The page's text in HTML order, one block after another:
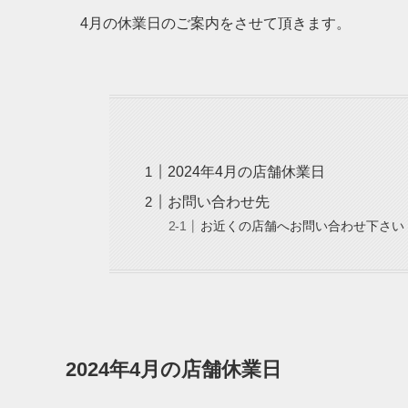
4月の休業日のご案内をさせて頂きます。
2024年4月の店舗休業日
お問い合わせ先
お近くの店舗へお問い合わせ下さい
2024年4月の店舗休業日